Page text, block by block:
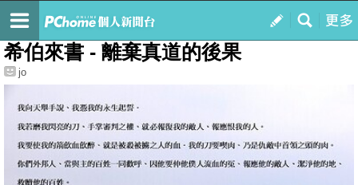
我的
最新文章
希伯來書 - 離棄真道的後果
jo